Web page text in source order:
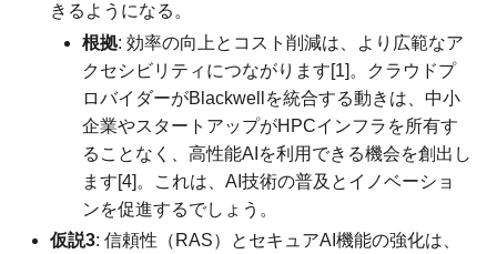
きるようになる。
根拠: 効率の向上とコスト削減は、より広範なア
クセシビリティにつながります[1]。クラウドプ
ロバイダーがBlackwellを統合する動きは、中小
企業やスタートアップがHPCインフラを所有す
ることなく、高性能AIを利用できる機会を創出し
ます[4]。これは、AI技術の普及とイノベーショ
ンを促進するでしょう。
仮説3: 信頼性（RAS）とセキュアAI機能の強化は、